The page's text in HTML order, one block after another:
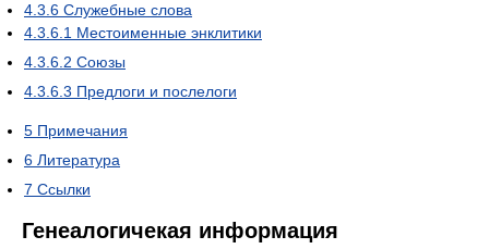
4.3.6 Служебные слова
4.3.6.1 Местоименные энклитики
4.3.6.2 Союзы
4.3.6.3 Предлоги и послелоги
5 Примечания
6 Литература
7 Ссылки
Генеалогичекая информация